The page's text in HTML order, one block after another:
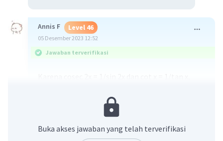
Annis F Level 46
05 Desember 2023 12:52
Jawaban terverifikasi
*Identitas trigonometri yang diperlukan:
cot x = 1/tan x
Buka akses jawaban yang telah terverifikasi